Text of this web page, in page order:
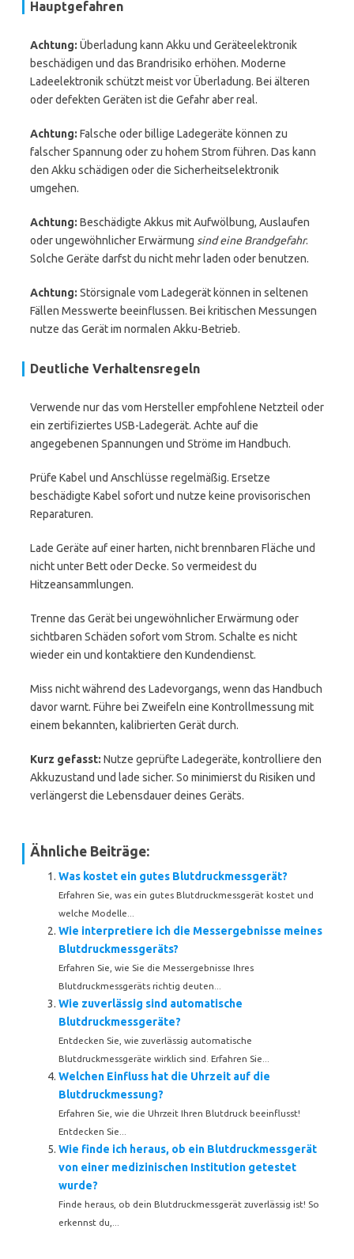
Hauptgefahren
Achtung: Überladung kann Akku und Geräteelektronik
beschädigen und das Brandrisiko erhöhen. Moderne
Ladeelektronik schützt meist vor Überladung. Bei älteren
oder defekten Geräten ist die Gefahr aber real.
Achtung: Falsche oder billige Ladegeräte können zu
falscher Spannung oder zu hohem Strom führen. Das kann
den Akku schädigen oder die Sicherheitselektronik
umgehen.
Achtung: Beschädigte Akkus mit Aufwölbung, Auslaufen
oder ungewöhnlicher Erwärmung sind eine Brandgefahr.
Solche Geräte darfst du nicht mehr laden oder benutzen.
Achtung: Störsignale vom Ladegerät können in seltenen
Fällen Messwerte beeinflussen. Bei kritischen Messungen
nutze das Gerät im normalen Akku-Betrieb.
Deutliche Verhaltensregeln
Verwende nur das vom Hersteller empfohlene Netzteil oder
ein zertifiziertes USB-Ladegerät. Achte auf die
angegebenen Spannungen und Ströme im Handbuch.
Prüfe Kabel und Anschlüsse regelmäßig. Ersetze
beschädigte Kabel sofort und nutze keine provisorischen
Reparaturen.
Lade Geräte auf einer harten, nicht brennbaren Fläche und
nicht unter Bett oder Decke. So vermeidest du
Hitzeansammlungen.
Trenne das Gerät bei ungewöhnlicher Erwärmung oder
sichtbaren Schäden sofort vom Strom. Schalte es nicht
wieder ein und kontaktiere den Kundendienst.
Miss nicht während des Ladevorgangs, wenn das Handbuch
davor warnt. Führe bei Zweifeln eine Kontrollmessung mit
einem bekannten, kalibrierten Gerät durch.
Kurz gefasst: Nutze geprüfte Ladegeräte, kontrolliere den
Akkuzustand und lade sicher. So minimierst du Risiken und
verlängerst die Lebensdauer deines Geräts.
Ähnliche Beiträge:
Was kostet ein gutes Blutdruckmessgerät?
Erfahren Sie, was ein gutes Blutdruckmessgerät kostet und
welche Modelle...
Wie interpretiere ich die Messergebnisse meines
Blutdruckmessgeräts?
Erfahren Sie, wie Sie die Messergebnisse Ihres
Blutdruckmessgeräts richtig deuten...
Wie zuverlässig sind automatische
Blutdruckmessgeräte?
Entdecken Sie, wie zuverlässig automatische
Blutdruckmessgeräte wirklich sind. Erfahren Sie...
Welchen Einfluss hat die Uhrzeit auf die
Blutdruckmessung?
Erfahren Sie, wie die Uhrzeit Ihren Blutdruck beeinflusst!
Entdecken Sie...
Wie finde ich heraus, ob ein Blutdruckmessgerät
von einer medizinischen Institution getestet
wurde?
Finde heraus, ob dein Blutdruckmessgerät zuverlässig ist! So
erkennst du,...